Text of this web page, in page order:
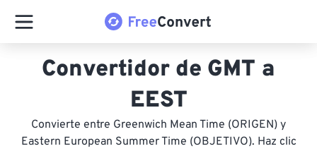
Convertidor de GMT a
EEST
Convierte entre Greenwich Mean Time (ORIGEN) y
Eastern European Summer Time (OBJETIVO). Haz clic